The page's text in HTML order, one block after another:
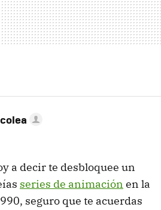
a decir te desbloquee un
series de animación en la
seguro que te acuerdas